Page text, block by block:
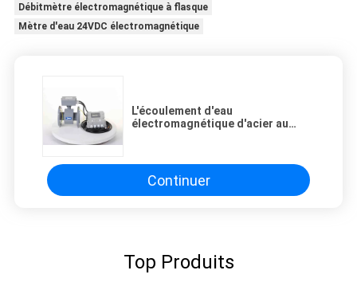
Débitmètre électromagnétique à flasque
Mètre d'eau 24VDC électromagnétique
L'écoulement d'eau
électromagnétique d'acier au
316 électrodes
Continuer
Top Produits